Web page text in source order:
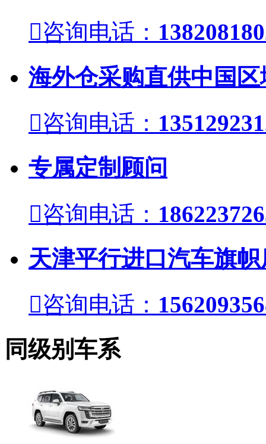
咨询电话：
海外仓采购直供中国区
咨询电话：
专属定制顾问
咨询电话：
天津平行进口汽车旗
咨询电话：
同级别车系